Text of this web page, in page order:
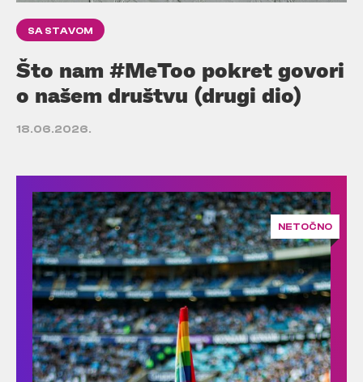
SA STAVOM
Što nam #MeToo pokret govori
o našem društvu (drugi dio)
18.06.2026.
NETOČNO